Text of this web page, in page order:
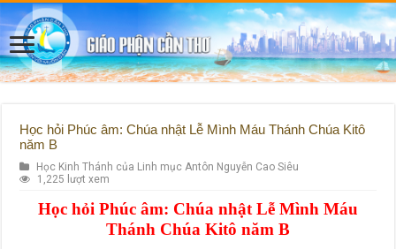
Học hỏi Phúc âm: Chúa nhật Lễ Mình Máu Thánh Chúa Kitô
năm B
Học Kinh Thánh của Linh mục Antôn Nguyễn Cao Siêu
1,225 lượt xem
Học hỏi Phúc âm: Chúa nhật Lễ Mình Máu
Thánh Chúa Kitô năm B